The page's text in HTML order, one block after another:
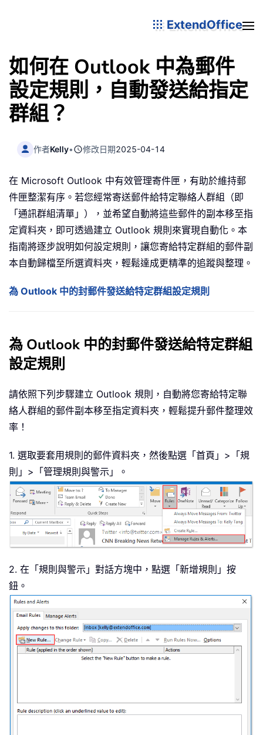
ExtendOffice
如何在 Outlook 中為郵件
設定規則，自動發送給指定
群組？
作者Kelly• 修改日期2025-04-14
在 Microsoft Outlook 中有效管理寄件匣，有助於維持郵
件匣整潔有序。若您經常寄送郵件給特定聯絡人群組（即
「通訊群組清單」），並希望自動將這些郵件的副本移至指
定資料夾，即可透過建立 Outlook 規則來實現自動化。本
指南將逐步說明如何設定規則，讓您寄給特定群組的郵件副
本自動歸檔至所選資料夾，輕鬆達成更精準的追蹤與整理。
為 Outlook 中的封郵件發送給特定群組設定規則
為 Outlook 中的封郵件發送給特定群組
設定規則
請依照下列步驟建立 Outlook 規則，自動將您寄給特定聯
絡人群組的郵件副本移至指定資料夾，輕鬆提升郵件整理效
率！
1. 選取要套用規則的郵件資料夾，然後點選「首頁」>「規
則」>「管理規則與警示」。
2. 在「規則與警示」對話方塊中，點選「新增規則」按
鈕。